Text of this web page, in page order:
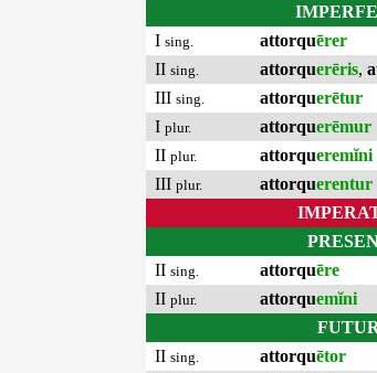
I sing. attorquērer
II sing. attorquerēris,
III sing. attorquerētur
I plur. attorquerēmur
II plur. attorqueremĭni
III plur. attorquerentur
II sing. attorquēre
II plur. attorquemĭni
II sing. attorquētor